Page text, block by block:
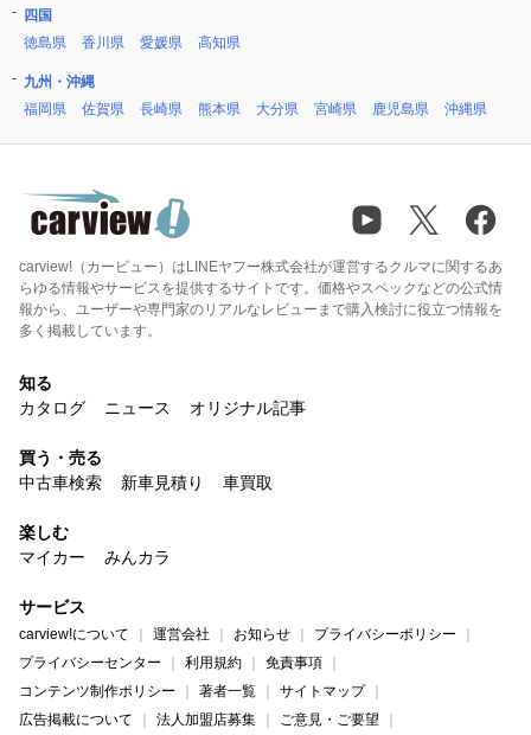
四国
徳島県
香川県 愛媛県 高知県
九州・沖縄
福岡県
佐賀県 長崎県 熊本県 大分県 宮崎県 鹿児島県 沖縄県
carview!（カービュー）はLINEヤフー株式会社が運営するクルマに関するあ
らゆる情報やサービスを提供するサイトです。価格やスペックなどの公式情
報から、ユーザーや専門家のリアルなレビューまで購入検討に役立つ情報を
多く掲載しています。
知る
カタログ
ニュース オリジナル記事
買う・売る
中古車検索
新車見積り 車買取
楽しむ
マイカー
みんカラ
サービス
carview!について 運営会社 お知らせ
プライバシーポリシー
プライバシーセンター
利用規約
免責事項
コンテンツ制作ポリシー
著者一覧
サイトマップ
広告掲載について
法人加盟店募集 ご意見・ご要望